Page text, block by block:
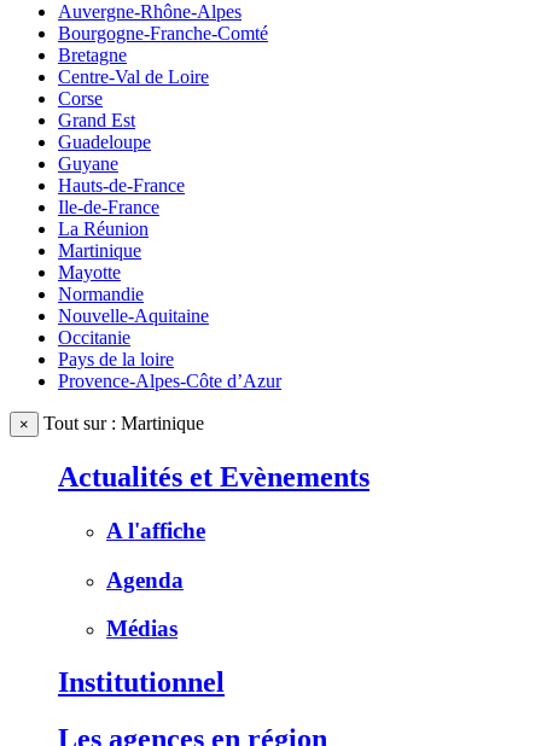
Auvergne-Rhône-Alpes
Bourgogne-Franche-Comté
Bretagne
Centre-Val de Loire
Corse
Grand Est
Guadeloupe
Guyane
Hauts-de-France
Ile-de-France
La Réunion
Martinique
Mayotte
Normandie
Nouvelle-Aquitaine
Occitanie
Pays de la loire
Provence-Alpes-Côte d’Azur
× Tout sur : Martinique
Actualités et Evènements
A l'affiche
Agenda
Médias
Institutionnel
Les agences en région